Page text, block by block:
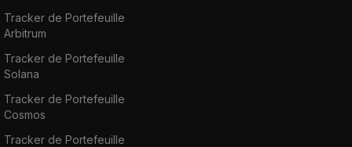
Tracker de Portefeuille
Arbitrum
Tracker de Portefeuille
Solana
Tracker de Portefeuille
Cosmos
Tracker de Portefeuille